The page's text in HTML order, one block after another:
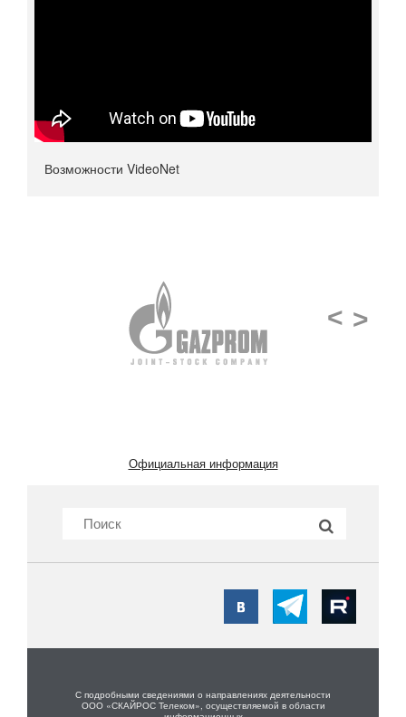
Возможности VideoNet
< >
Официальная информация
С подробными сведениями о направлениях деятельности
ООО «СКАЙРОС Телеком», осуществляемой в области